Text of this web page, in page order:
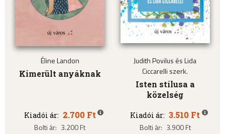
Éline Landon
Kimerült anyáknak
Kiadói ár: 2.700 Ft
Bolti ár: 3.200 Ft
Judith Povilus és Lida
Ciccarelli szerk.
Isten stílusa a
közelség
Kiadói ár: 3.510 Ft
Bolti ár: 3.900 Ft